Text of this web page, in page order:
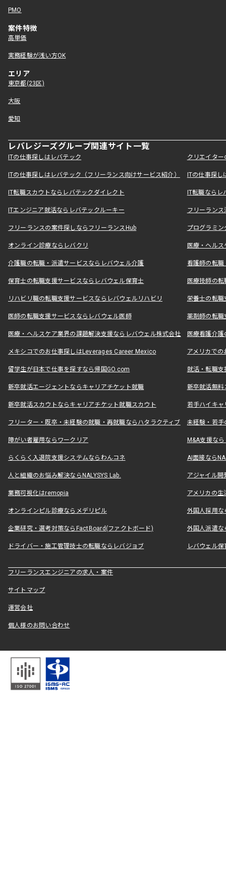
PMO
案件特徴
高単価
実務経験が浅い方OK
エリア
東京都(23区)
大阪
愛知
レバレジーズグループ関連サイト一覧
ITの仕事探しはレバテック クリエイタ
ITの仕事探しはレバテック（フリーランス向けサービス紹介） ITの仕事探
IT転職スカウトならレバテックダイレクト IT転職なら
ITエンジニア就活ならレバテックルーキー フリーラン
フリーランスの案件探しならフリーランスHub プログラミ
オンライン診療ならレバクリ 医療・ヘル
介護職の転職・派遣サービスならレバウェル介護 看護師の転
保育士の転職支援サービスならレバウェル保育士 医療技師の
リハビリ職の転職支援サービスならレバウェルリハビリ 栄養士の転
医師の転職支援サービスならレバウェル医師 薬剤師の転
医療・ヘルスケア業界の課題解決支援ならレバウェル株式会社 医療看護介
メキシコでのお仕事探しはLeverages Career Mexico アメリカで
留学生が日本で仕事を探すなら帰国GO.com 就活・転職
新卒就活エージェントならキャリアチケット就職 新卒就活無料
新卒就活スカウトならキャリアチケット就職スカウト 若手ハイキ
フリーター・既卒・未経験の就職・再就職ならハタラクティブ 未経験・若手
障がい者雇用ならワークリア M&A支援な
らくらく入退院支援システムならわんコネ AI面接なら
人と組織のお悩み解決ならNALYSYS Lab. アジャイル
業務可視化はremopia アメリカの
オンラインピル診療ならメデリピル 外国人採用
企業研究・選考対策ならFactBoard(ファクトボード) 外国人派遣な
ドライバー・施工管理技士の転職ならレバジョブ レバウェル
フリーランスエンジニアの求人・案件
サイトマップ
運営会社
個人様のお問い合わせ